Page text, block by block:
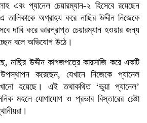
এবং প্যানেল চেয়ারম্যান-২ হিসেবে রয়েছেন
অগ্রাহ্য করে নাছির উদ্দীন নিজেকে
দাবি করে ভারপ্রাপ্ত চেয়ারম্যান হওয়ার জন্য
বলে অভিযোগ উঠে।
নাছির উদ্দীন কাগজপত্রে কারসাজি করে একটি
করেছেন, যেখানে নিজেকে প্যানেল
হয়েছে। এই তথাকথিত ‘ভুয়া প্যানেল’
মহলে যোগাযোগ ও প্রভাব বিস্তারের চেষ্টা